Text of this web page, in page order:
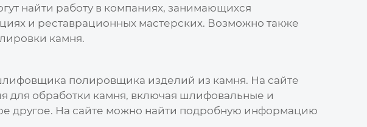
найти работу в компаниях, занимающихся
и реставрационных мастерских. Возможно также
камня.
полировщика изделий из камня. На сайте
обработки камня, включая шлифовальные и
другое. На сайте можно найти подробную информацию